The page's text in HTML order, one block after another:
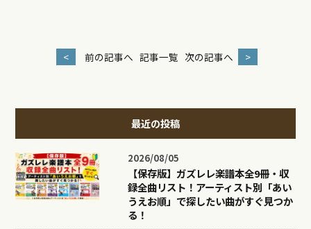
< 前の記事へ 記事一覧 次の記事へ >
最近の投稿
2026/08/05
【保存版】ガズレレ楽譜本全9冊・収
録全曲リスト！アーティスト別「あい
うえお順」で探したい曲がすぐ見つか
る！